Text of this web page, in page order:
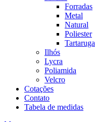
Forradas
Metal
Natural
Poliester
Tartaruga
Ilhós
Lycra
Poliamida
Velcro
Cotações
Contato
Tabela de medidas